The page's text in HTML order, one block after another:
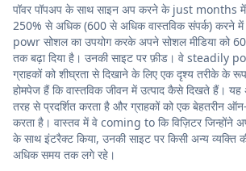
पॉवर पॉपअप के साथ साइन अप करने के just months में
250% से अधिक (600 से अधिक वास्तविक संपर्क) करने
powr सोशल का उपयोग करके अपने सोशल मीडिया को
तक बढ़ा दिया है। उनकी साइट पर फ़ीड। वे steadily
ग्राहकों को शीघ्रता से दिखाने के लिए एक दृश्य तरीके के
होमपेज हैं कि वास्तविक जीवन में उत्पाद कैसे दिखते हैं। यह
तरह से प्रदर्शित करता है और ग्राहकों को एक बेहतरीन
करता है। वास्तव में वे coming to कि विज़िटर जिन्होंने
के साथ इंटरैक्ट किया, उनकी साइट पर किसी अन्य व्यक्ति
अधिक समय तक लगे रहे।